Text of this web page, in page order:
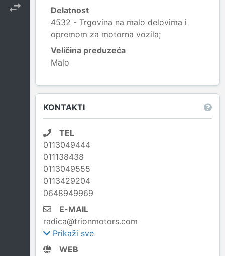
Delatnost
4532 - Trgovina na malo delovima i
opremom za motorna vozila;
Veličina preduzeća
Malo
KONTAKTI
TEL
0113049444
011138438
0113049555
0113429204
0648949969
E-MAIL
radica@trionmotors.com
Prikaži sve
WEB